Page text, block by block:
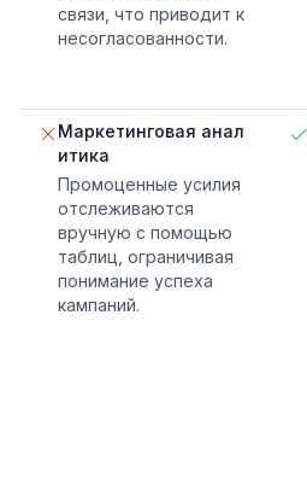
связи, что приводит к
несогласованности.
Маркетинговая анал
итика
Промоценные усилия
отслеживаются
вручную с помощью
таблиц, ограничивая
понимание успеха
кампаний.